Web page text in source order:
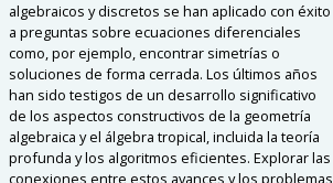
algebraicos y discretos se han aplicado con éxito
a preguntas sobre ecuaciones diferenciales
como, por ejemplo, encontrar simetrías o
soluciones de forma cerrada.Los últimos años
han sido testigos de un desarrollo significativo
de los aspectos constructivos de la geometría
algebraica y el álgebra tropical, incluida la teoría
profunda y los algoritmos eficientes.Explorar las
conexiones entre estos avances y los problemas